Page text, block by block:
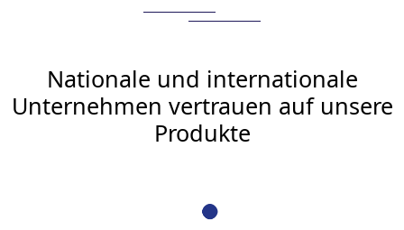
Nationale und internationale
Unternehmen vertrauen auf unsere
Produkte